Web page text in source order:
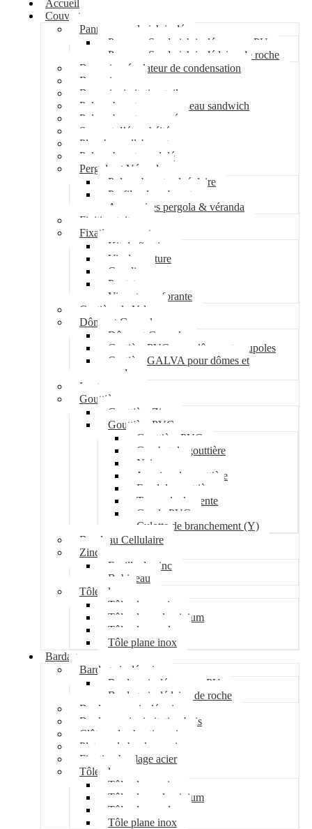
Accueil
Couverture
Panneau sandwich isolé
Panneau Sandwich isolé mousse PU
Panneau Sandwich isolé laine de roche
Bac acier régulateur de condensation
Bac acier sec
Bac acier imitation tuile
Polycarbonate pour panneau sandwich
Polycarbonate nervuré
Support d’étanchéité
Plancher collaborant
Polycarbonate ondulé
Pergola et Véranda
Polycarbonate alvéolaire
Profil polycarbonate
Accessoires pergola & véranda
Finition toiture
Fixation couverture
Kit de fixation
Vis de couture
Cavalier
Pontet
Vis auto-perforante
Costière de Velux
Dôme et Coupole
Dôme et Coupole
Costière PVC pour dômes et coupoles
Costière GALVA pour dômes et
coupoles
Lanterneau
Gouttière
Gouttière Zinc
Gouttière PVC
Gouttière PVC
Crochet de gouttière
Naissance
Jonction de gouttière
Fond de gouttière
Tuyau de descente
Coude PVC
Culotte de branchement (Y)
Bandeau Cellulaire
Zinc
Feuille de zinc
Bobineau
Tôle plane
Tôle plane acier
Tôle plane aluminium
Tôle plane galva
Tôle plane inox
Bardage
Bardage isolé acier
Bardage isolé mousse PU
Bardage isolé laine de roche
Bardage non isolé acier
Bardage acier imitation bois
Clôture de chantier acier
Plateau de bardage acier
Fixation bardage acier
Tôle plane
Tôle plane acier
Tôle plane aluminium
Tôle plane galva
Tôle plane inox